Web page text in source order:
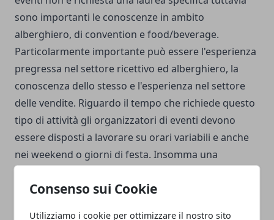
Consenso sui Cookie
Utilizziamo i cookie per ottimizzare il nostro sito
sono importanti le conoscenze in ambito
alberghiero, di convention e food/beverage.
Particolarmente importante può essere l'esperienza
pregressa nel settore ricettivo ed alberghiero, la
conoscenza dello stesso e l'esperienza nel settore
delle vendite. Riguardo il tempo che richiede questo
tipo di attività gli organizzatori di eventi devono
essere disposti a lavorare su orari variabili e anche
nei weekend o giorni di festa. Insomma una
chi ama un lavoro dinamico e a contatto con il